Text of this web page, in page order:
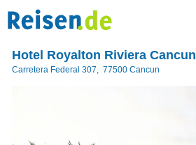
Hotel Royalton Riviera Cancun
Carretera Federal 307, 77500 Cancun